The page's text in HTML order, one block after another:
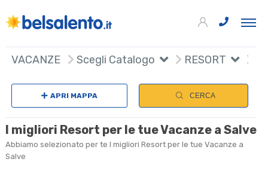
VACANZE Scegli Catalogo RESORT
APRI MAPPA CERCA
I migliori Resort per le tue Vacanze a Salve
Abbiamo selezionato per te I migliori Resort per le tue Vacanze a
Salve